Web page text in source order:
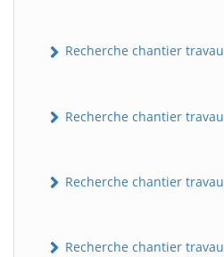
Recherche chantier
Recherche chantier
Recherche chantier
Recherche chantier